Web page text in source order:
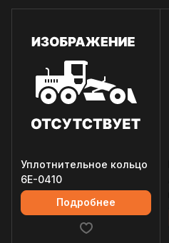
Уплотнительное кольцо
6E-0410
Подробнее